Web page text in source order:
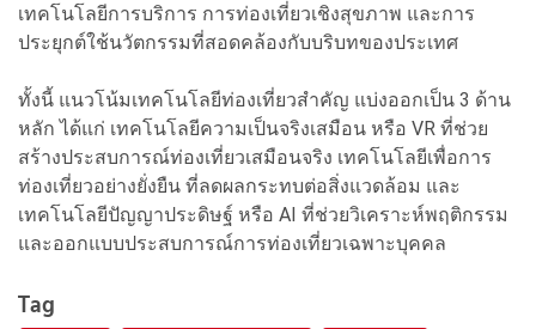
เทคโนโลยีการบริการ การท่องเที่ยวเชิงสุขภาพ และการ
ประยุกต์ใช้นวัตกรรมที่สอดคล้องกับบริบทของประเทศ
ทั้งนี้ แนวโน้มเทคโนโลยีท่องเที่ยวสำคัญ แบ่งออกเป็น 3 ด้าน
หลัก ได้แก่ เทคโนโลยีความเป็นจริงเสมือน หรือ VR ที่ช่วย
สร้างประสบการณ์ท่องเที่ยวเสมือนจริง เทคโนโลยีเพื่อการ
ท่องเที่ยวอย่างยั่งยืน ที่ลดผลกระทบต่อสิ่งแวดล้อม และ
เทคโนโลยีปัญญาประดิษฐ์ หรือ AI ที่ช่วยวิเคราะห์พฤติกรรม
และออกแบบประสบการณ์การท่องเที่ยวเฉพาะบุคคล
Tag